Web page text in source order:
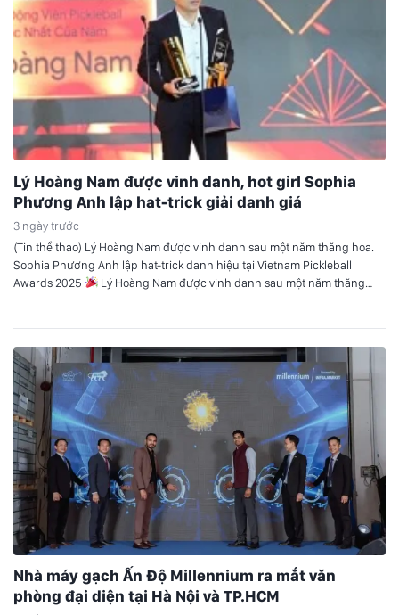
Lý Hoàng Nam được vinh danh, hot girl Sophia
Phương Anh lập hat-trick giải danh giá
3 ngày trước
(Tin thể thao) Lý Hoàng Nam được vinh danh sau một năm thăng hoa.
Sophia Phương Anh lập hat-trick danh hiệu tại Vietnam Pickleball
Awards 2025
Lý Hoàng Nam được vinh danh sau một năm thăng
Nhà máy gạch Ấn Độ Millennium ra mắt văn
phòng đại diện tại Hà Nội và TP.HCM